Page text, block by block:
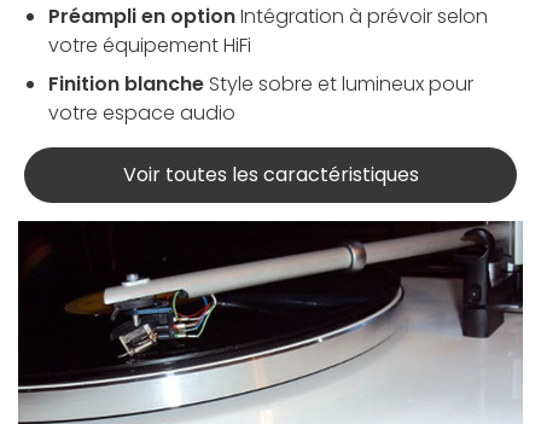
Préampli en optionIntégration à prévoir selon
votre équipement HiFi
Finition blanche Style sobre et lumineux pour
votre espace audio
Voir toutes les caractéristiques